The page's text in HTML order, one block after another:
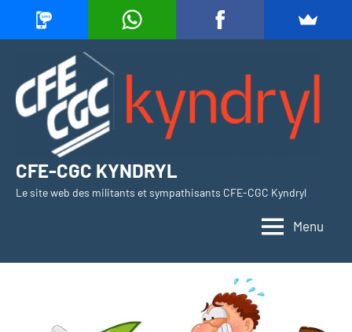
contenu
CFE-CGC KYNDRYL
Le site web des militants et sympathisants CFE-CGC Kyndryl
Menu